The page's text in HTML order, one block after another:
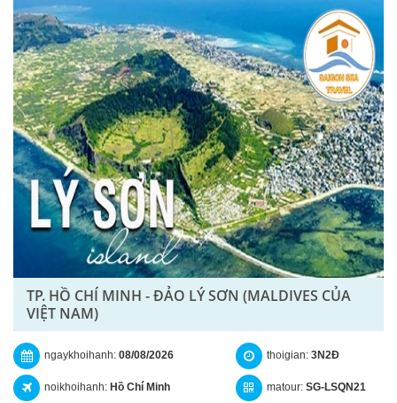
TP. HỒ CHÍ MINH - ĐẢO LÝ SƠN (MALDIVES CỦA
VIỆT NAM)
ngaykhoihanh: 08/08/2026
noikhoihanh: Hồ Chí Minh
thoigian: 3N2Đ
matour: SG-LSQN21